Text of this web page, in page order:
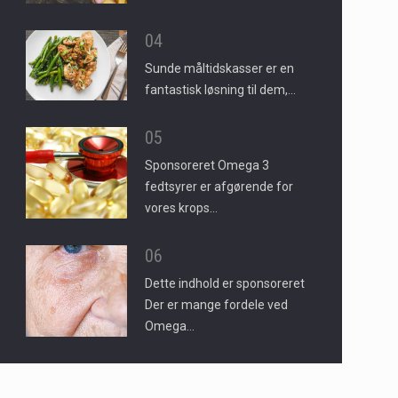
04
Sunde måltidskasser er en
fantastisk løsning til dem,…
05
Sponsoreret Omega 3
fedtsyrer er afgørende for
vores krops…
06
Dette indhold er sponsoreret
Der er mange fordele ved
Omega…